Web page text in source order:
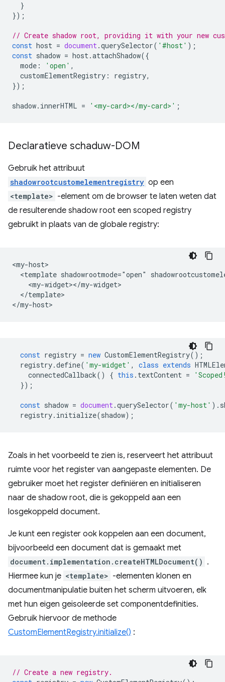
}
});
// Create shadow root, providing it with your new
const host = document .querySelector( '#host' );
const shadow = host .attachShadow({
mode : 'open' ,
customElementRegistry : registry,
});
shadow. innerHTML = '<my-card></my-card>' ;
Declaratieve schaduw-DOM
Gebruik het attribuut
shadowrootcustomelementregistry op een
<template> -element om de browser te laten weten dat
de resulterende shadow root een scoped registry
gebruikt in plaats van de globale registry:
<my-host>
<template shadowrootmode="open"
    <my-widget></my-widget>
  </template>
const registry = new CustomElementRegistry();
registry.define( 'my-widget' , class extends
connectedCallback() { this . textContent =
});
const shadow = document .querySelector( 'my-host' ).
registry. initialize(shadow);
Zoals in het voorbeeld te zien is, reserveert het attribuut
ruimte voor het register van aangepaste elementen. De
gebruiker moet het register definiëren en initialiseren
naar de shadow root, die is gekoppeld aan een
losgekoppeld document.
Je kunt een register ook koppelen aan een document,
bijvoorbeeld een document dat is gemaakt met
document.implementation.createHTMLDocument() .
Hiermee kun je <template> -elementen klonen en
documentmanipulatie buiten het scherm uitvoeren, elk
met hun eigen geïsoleerde set componentdefinities.
Gebruik hiervoor de methode
CustomElementRegistry.initialize() :
// Create a new registry.